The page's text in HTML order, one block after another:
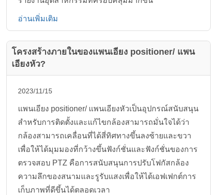
อ่านเพิ่มเติม
โครงสร้างภายในของแพนเอียง positioner/ แพน
เอียงหัว?
2023/11/15
แพนเอียง positioner/ แพนเอียงหัวเป็นอุปกรณ์สนับสนุน
สำหรับการติดตั้งและแก้ไขกล้องสามารถมั่นใจได้ว่า
กล้องสามารถเคลื่อนที่ได้สี่ทิศทางขึ้นลงซ้ายและขวา
เพื่อให้ได้มุมมองที่กว้างขึ้นฟังก์ชั่นและฟังก์ชั่นของการ
ตรวจสอบ PTZ คือการสนับสนุนการปรับโฟกัสกล้อง
ความลึกของสนามและรูรับแสงเพื่อให้ได้เอฟเฟกต์การ
เก็บภาพที่ดีขึ้นได้ตลอดเวลา